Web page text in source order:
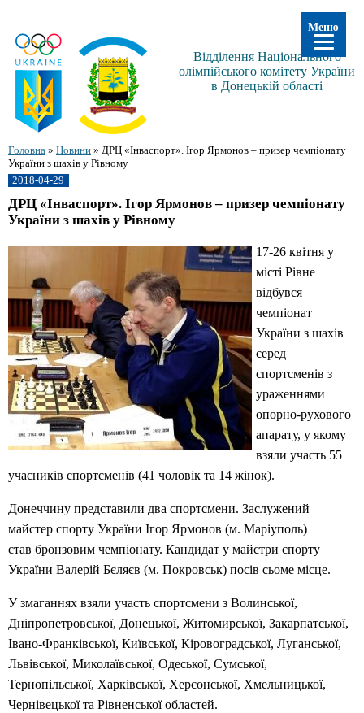
Відділення Національного
олімпійського комітету України
в Донецькій області
Головна » Новини » ДРЦ «Інваспорт». Ігор Ярмонов – призер чемпіонату
України з шахів у Рівному
2018-04-29
ДРЦ «Інваспорт». Ігор Ярмонов – призер чемпіонату
України з шахів у Рівному
17-26 квітня у
місті Рівне
відбувся
чемпіонат
України з шахів
серед
спортсменів з
ураженнями
опорно-рухового
апарату, у якому
взяли участь 55
учасників спортсменів (41 чоловік та 14 жінок).
Донеччину представили два спортсмени. Заслужений
майстер спорту України Ігор Ярмонов (м. Маріуполь)
став бронзовим чемпіонату. Кандидат у майстри спорту
України Валерій Бєляєв (м. Покровськ) посів сьоме місце.
У змаганнях взяли участь спортсмени з Волинської,
Дніпропетровської, Донецької, Житомирської, Закарпатської,
Івано-Франківської, Київської, Кіровоградської, Луганської,
Львівської, Миколаївської, Одеської, Сумської,
Тернопільської, Харківської, Херсонської, Хмельницької,
Чернівецької та Рівненської областей.
Меню